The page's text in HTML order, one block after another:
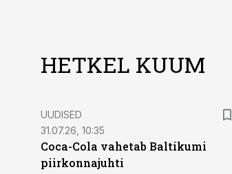
HETKEL KUUM
UUDISED
31.07.26, 10:35
Coca-Cola vahetab Baltikumi
piirkonnajuhti